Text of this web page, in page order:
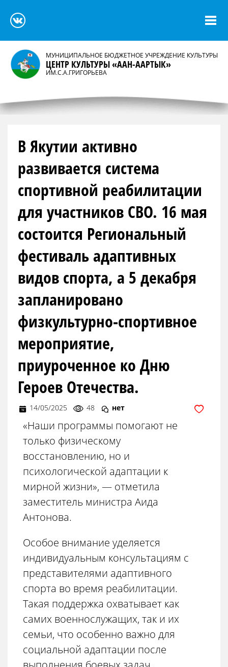
МУНИЦИПАЛЬНОЕ БЮДЖЕТНОЕ УЧРЕЖДЕНИЕ КУЛЬТУРЫ
ЦЕНТР КУЛЬТУРЫ «ААН-ААРТЫК»
ИМ.С.А.ГРИГОРЬЕВА
В Якутии активно
развивается система
спортивной реабилитации
для участников СВО. 16 мая
состоится Региональный
фестиваль адаптивных
видов спорта, а 5 декабря
запланировано
физкультурно-спортивное
мероприятие,
приуроченное ко Дню
Героев Отечества.
14/05/2025 48 нет
«Наши программы помогают не
только физическому
восстановлению, но и
психологической адаптации к
мирной жизни», — отметила
заместитель министра Аида
Антонова.
Особое внимание уделяется
индивидуальным консультациям с
представителями адаптивного
спорта во время реабилитации.
Такая поддержка охватывает как
самих военнослужащих, так и их
семьи, что особенно важно для
социальной адаптации после